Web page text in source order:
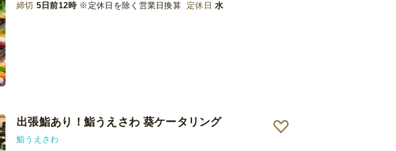
締切 5日前12時 ※定休日を除く営業日換算 定休日 水
出張鮨あり！鮨うえさわ 葵ケータリング
鮨うえさわ